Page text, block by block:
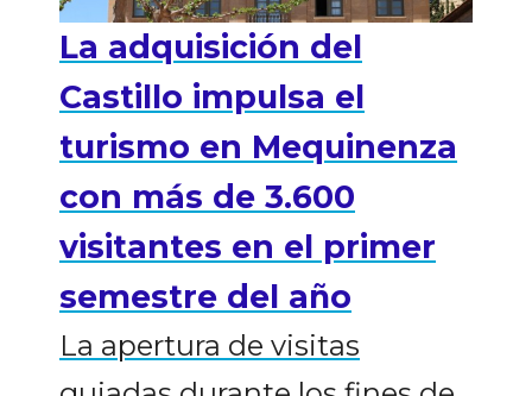
La adquisición del
Castillo impulsa el
turismo en Mequinenza
con más de 3.600
visitantes en el primer
semestre del año
La apertura de visitas